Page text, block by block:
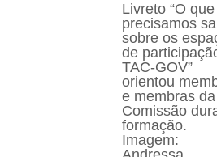
Livreto “O que
precisamos
sobre os
de
TAC-GOV”
orientou
e membras da
Comissão
formação.
Imagem: